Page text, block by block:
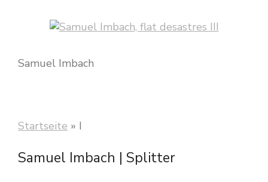
Samuel Imbach
Startseite » I
Samuel Imbach | Splitter